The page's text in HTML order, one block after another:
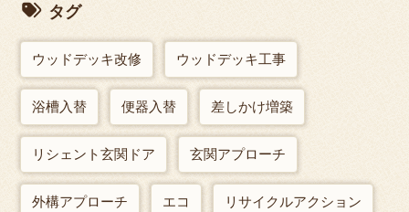
タグ
ウッドデッキ改修 ウッドデッキ工事
浴槽入替 便器入替 差しかけ増築
リシェント玄関ドア 玄関アプローチ
外構アプローチ エコ リサイクルアクション